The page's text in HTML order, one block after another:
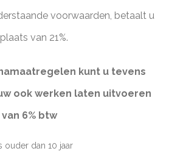
voorwaarden, betaalt u
van 21%.
kunt u tevens
ook werken laten uitvoeren
6% btw
ouder dan 10 jaar